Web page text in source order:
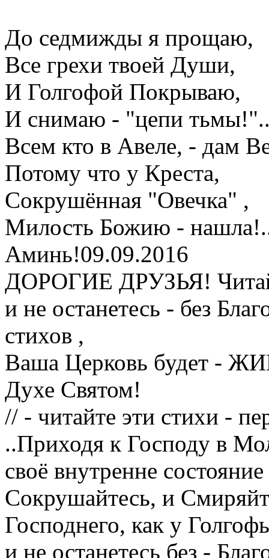
До седмижды я прощаю,
Все грехи твоей Души,
И Голгофой Покрываю,
И снимаю - "цепи
Всем кто в Авеле, - дам
Потому что у Креста,
Сокрушённая "Овечка" ,
Милость Божию -
Аминь!09.09.2016
ДОРОГИЕ ДРУЗЬЯ!
и не останетесь - без
стихов ,
Ваша Церковь будет -
Духе Святом!
// - читайте эти стихи -
..Приходя к Господу в
своё внутренне
Сокрушайтесь, и
Господнего, как у
и не останетесь без -